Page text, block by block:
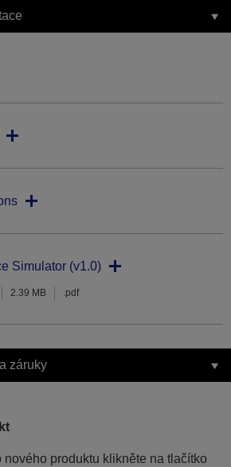
Simulator (v1.0)
2.39 MB .pdf
záruky
nového produktu klikněte na tlačítko